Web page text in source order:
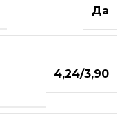
Да
4,24/3,90